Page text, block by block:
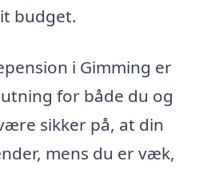
budget.
i Gimming er
for både du og
sikker på, at din
mens du er væk,